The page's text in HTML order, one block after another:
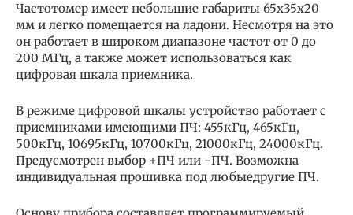
Частотомер имеет небольшие габариты 65х35х20
мм и легко помещается на ладони. Несмотря на это
он работает в широком диапазоне частот от 0 до
200 МГц, а также может использоваться как
цифровая шкала приемника.
В режиме цифровой шкалы устройство работает с
приемниками имеющими ПЧ: 455кГц, 465кГц,
500кГц, 10695кГц, 10700кГц, 21000кГц, 24000кГц.
Предусмотрен выбор +ПЧ или -ПЧ. Возможна
индивидуальная прошивка под любыедругие ПЧ.